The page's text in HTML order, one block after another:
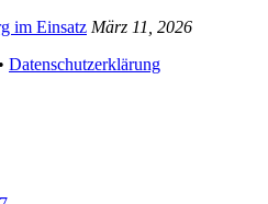
im Einsatz März 11, 2026
• Datenschutzerklärung